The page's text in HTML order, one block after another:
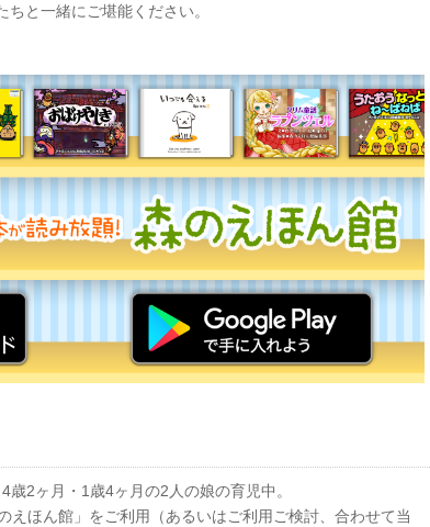
と一緒にご堪能ください。
歳2ヶ月・1歳4ヶ月の2人の娘の育児中。
えほん館」をご利用（あるいはご利用ご検討、合わせて当